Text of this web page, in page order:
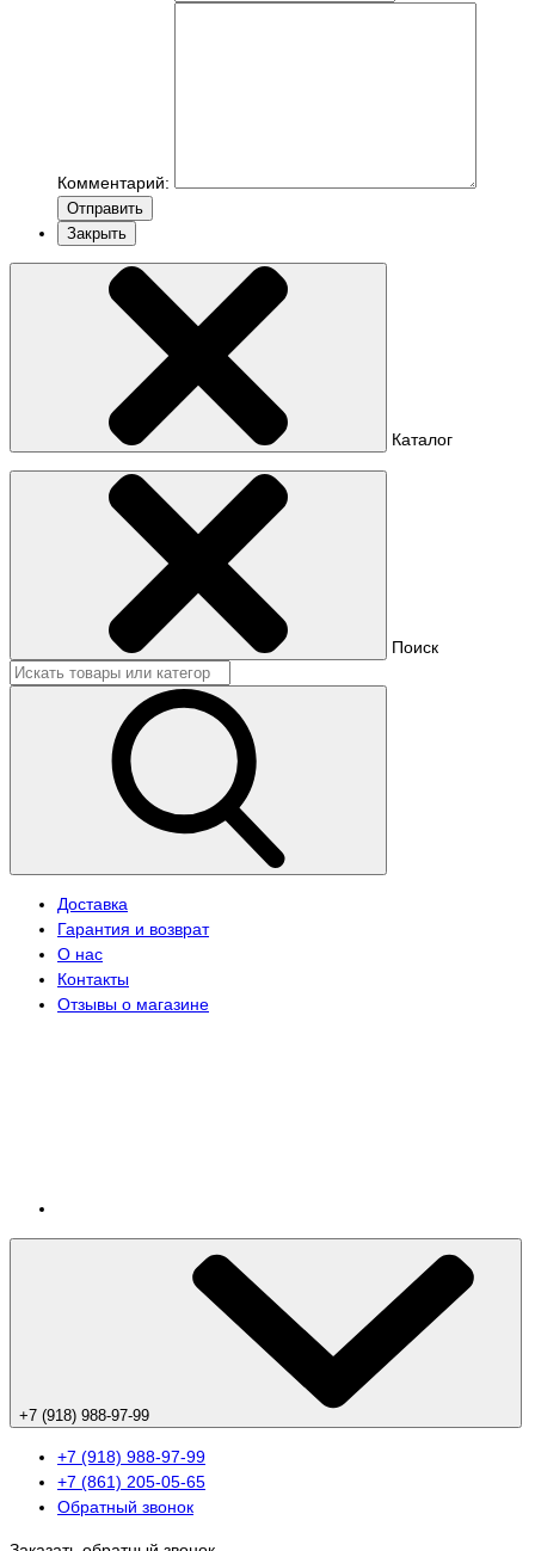
Комментарий:
Отправить
Закрыть
Каталог
Поиск
Доставка
Гарантия и возврат
О нас
Контакты
Отзывы о магазине
+7 (918) 988-97-99
+7 (918) 988-97-99
+7 (861) 205-05-65
Обратный звонок